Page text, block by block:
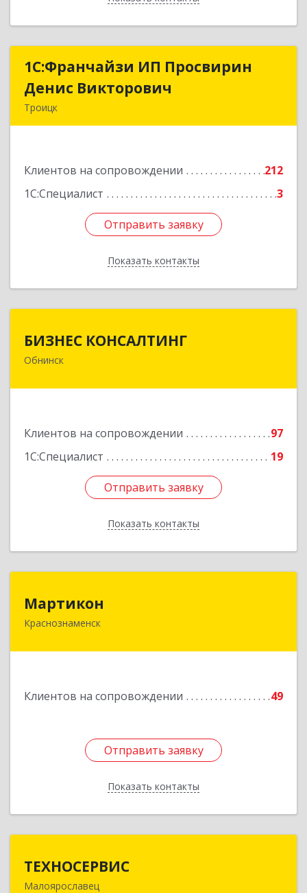
1C:Франчайзи ИП Просвирин
Денис Викторович
Троицк
Клиентов на сопровождении
212
1С:Специалист
3
Отправить заявку
Показать контакты
1C:Франчайзи ИП Просвирин
Денис Викторович
Подробнее
Отправить заявку
Назад
БИЗНЕС КОНСАЛТИНГ
Обнинск
Клиентов на сопровождении
97
1С:Специалист
19
Отправить заявку
Показать контакты
249032, Калужская обл, Обнинск г, Курчатова ул,
Отправить заявку
Назад
Мартикон
Краснознаменск
Клиентов на сопровождении 49
Отправить заявку
Показать контакты
143090, Московская обл, Краснознаменск г,
Отправить заявку
Назад
ТЕХНОСЕРВИС
Малоярославец
249094, Калужская обл, Малоярославецкий р-н,